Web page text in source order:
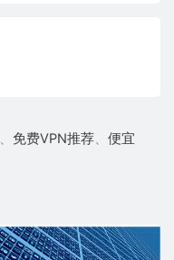
、 免费VPN推荐、 便宜